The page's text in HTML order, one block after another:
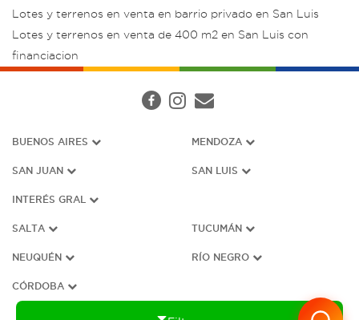
Lotes y terrenos en venta en barrio privado en San Luis
Lotes y terrenos en venta de 400 m2 en San Luis con
financiacion
BUENOS AIRES MENDOZA
SAN JUAN SAN LUIS
INTERÉS GRAL
SALTA TUCUMÁN
NEUQUÉN RÍO NEGRO
CÓRDOBA